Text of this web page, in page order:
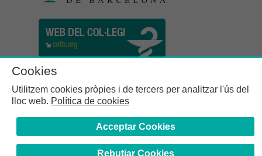
Cookies
Utilitzem cookies pròpies i de tercers per analitzar l'ús del
lloc web. Política de cookies
Acceptar Cookies
Rebutjar Cookies